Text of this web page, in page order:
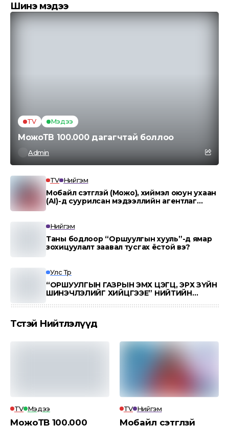
Шинэ мэдээ
TV Мэдээ
МожоТВ 100.000 дагагчтай боллоо
Admin
TV Нийгэм
Мобайл сэтгүүлзүй (Можо), хиймэл оюун ухаан
(AI)-д суурилсан мэдээллийн агентлаг
Нийгэм
Таны бодлоор “Оршуулгын хууль”-д ямар
зохицуулалт заавал тусгах ёстой вэ?
Улс Төр
“ОРШУУЛГЫН ГАЗРЫН ЭМХ ЦЭГЦ, ЭРХ ЗҮЙН
ШИНЭЧЛЭЛИЙГ ХИЙЦГЭЭЕ” НИЙТИЙН
АВЛАА
Төсөөтэй Нийтлэлүүд
TV Мэдээ
МожоТВ 100.000
TV Нийгэм
Мобайл сэтгүүлзүй